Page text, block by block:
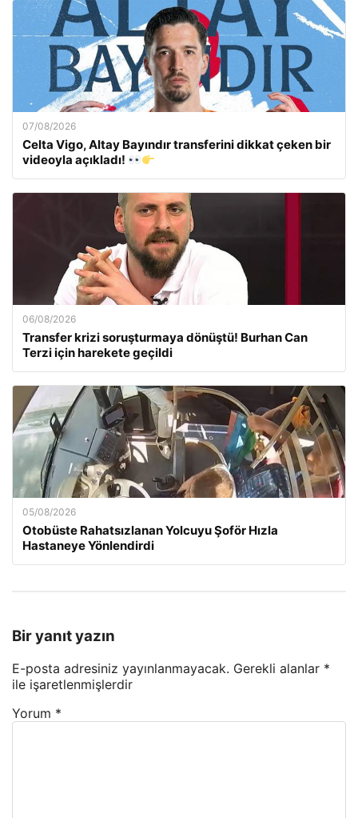
07/08/2026
Celta Vigo, Altay Bayındır transferini dikkat çeken bir
videoyla açıkladı!
06/08/2026
Transfer krizi soruşturmaya dönüştü! Burhan Can
Terzi için harekete geçildi
05/08/2026
Otobüste Rahatsızlanan Yolcuyu Şoför Hızla
Hastaneye Yönlendirdi
Bir yanıt yazın
E-posta adresiniz yayınlanmayacak. Gerekli alanlar *
ile işaretlenmişlerdir
Yorum *